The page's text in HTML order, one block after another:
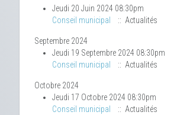
Jeudi 20 Juin 2024 08:30pm
Conseil municipal
:: Actualités
Septembre 2024
Jeudi 19 Septembre 2024 08:30pm
Conseil municipal
:: Actualités
Octobre 2024
Jeudi 17 Octobre 2024 08:30pm
Conseil municipal
:: Actualités